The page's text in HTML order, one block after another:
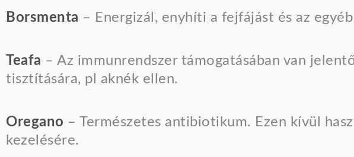
Borsmenta – Energizál, enyhíti a fejfájást és az
Teafa – Az immunrendszer támogatásában van
tisztítására, pl aknék ellen.
Oregano – Természetes antibiotikum. Ezen kívül
kezelésére.